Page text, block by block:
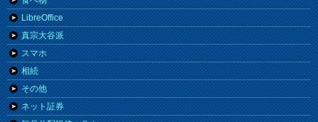
LibreOffice
真宗大谷派
スマホ
相続
その他
ネット証券